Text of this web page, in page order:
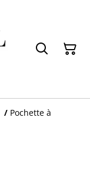
/ Pochette à